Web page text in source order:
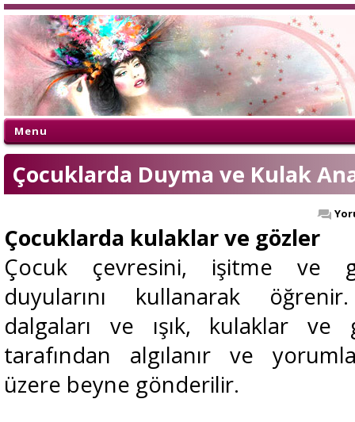
Menu
Çocuklarda Duyma ve Kulak
Çocuklarda kulaklar ve gözler
Çocuk çevresini, işitme ve
duyularını kullanarak
dalgaları ve ışık, kulaklar ve
tarafından algılanır ve
üzere beyne gönderilir.